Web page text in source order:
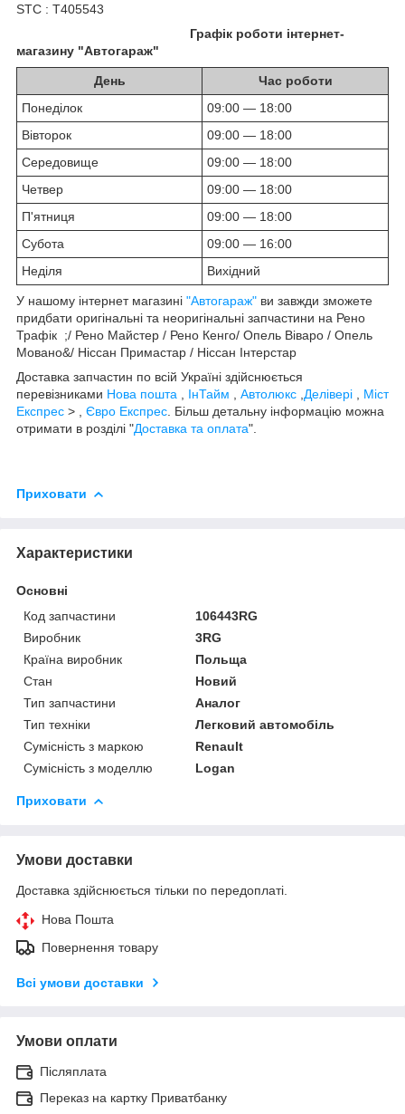
STC : T405543
Графік роботи інтернет-
магазину "Автогараж"
День
Час роботи
Понеділок
09:00 — 18:00
Вівторок
09:00 — 18:00
Середовище
09:00 — 18:00
Четвер
09:00 — 18:00
П'ятниця
09:00 — 18:00
Субота
09:00 — 16:00
Неділя
Вихідний
У нашому інтернет магазині "Автогараж" ви завжди зможете
придбати оригінальні та неоригінальні запчастини на Рено
Трафік ;/ Рено Майстер / Рено Кенго/ Опель Віваро / Опель
Мовано&/ Ніссан Примастар / Ніссан Інтерстар
Доставка запчастин по всій Україні здійснюється
перевізниками Нова пошта ІнТайм Автолюкс Делівері
Міст
Експрес > , Євро Експрес . Більш детальну інформацію можна
отримати в розділі "Доставка та оплата".
Приховати
Характеристики
Основні
Код запчастини
106443RG
Виробник
3RG
Країна виробник
Польща
Стан
Новий
Тип запчастини
Аналог
Тип техніки
Легковий автомобіль
Сумісність з маркою
Renault
Сумісність з моделлю
Logan
Приховати
Умови доставки
Доставка здійснюється тільки по передоплаті.
Нова Пошта
Повернення товару
Всі умови доставки
Умови оплати
Післяплата
Переказ на картку Приватбанку